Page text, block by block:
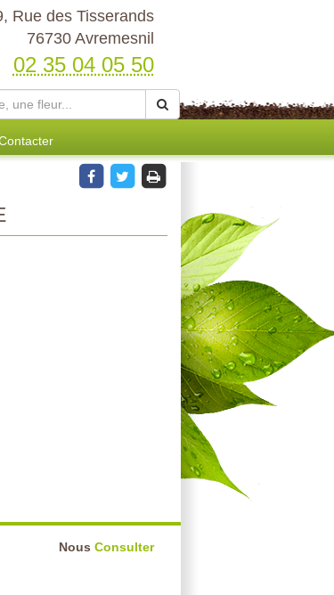
Rue des Tisserands
76730 Avremesnil
02 35 04 05 50
Nous Consulter